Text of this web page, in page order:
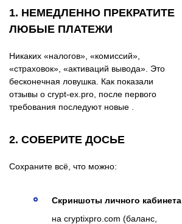
1. НЕМЕДЛЕННО ПРЕКРАТИТЕ
ЛЮБЫЕ ПЛАТЕЖИ
Никаких «налогов», «комиссий»,
«страховок», «активаций вывода». Это
бесконечная ловушка. Как показали
отзывы о crypt-ex.pro, после первого
требования последуют новые .
2. СОБЕРИТЕ ДОСЬЕ
Сохраните всё, что можно:
Скриншоты личного кабинета
на cryptixpro.com (баланс,